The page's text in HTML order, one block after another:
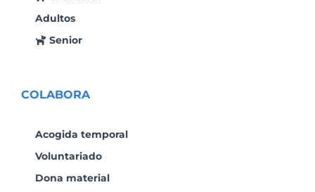
Adultos
Senior
COLABORA
Acogida temporal
Voluntariado
Dona material